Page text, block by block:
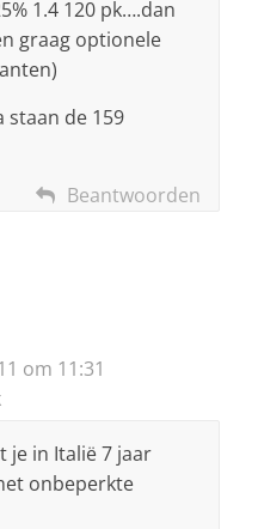
1.4 120 pk….dan
graag optionele
staan de 159
Beantwoorden
om 11:31
je in Italië 7 jaar
onbeperkte